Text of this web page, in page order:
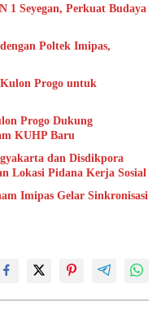
1 Seyegan, Perkuat Budaya
Poltek Imipas,
Kulon Progo untuk
Progo Dukung
KUHP Baru
dan Disdikpora
Lokasi Pidana Kerja Sosial
Imipas Gelar Sinkronisasi